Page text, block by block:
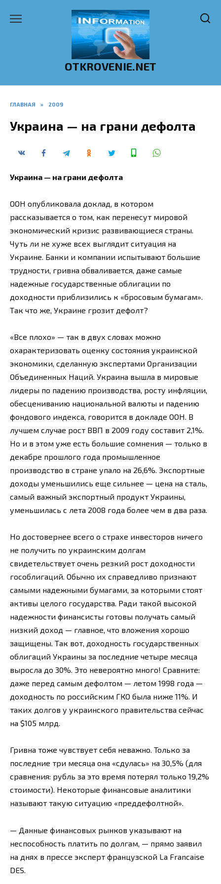
OTKROVENIE.NET
ГЛАВНАЯ » 2009
Украина — на грани дефолта
Украина — на грани дефолта
ООН опубликовала доклад, в котором
рассказывается о том, как перенесут мировой
экономический кризис развивающиеся страны.
Чуть ли не хуже всех выглядит ситуация на
Украине. Банки и компании испытывают большие
трудности, гривна обваливается, даже самые
надежные государственные облигации по
доходности приблизились к «бросовым бумагам».
Так что же, Украине грозит дефолт?
«Все плохо» — так в двух словах можно
охарактеризовать оценку состояния украинской
экономики, сделанную экспертами Организации
Объединенных Наций. Украина вышла в мировые
лидеры по падению производства, росту инфляции,
обесцениванию национальной валюты и падению
фондового индекса, говорится в докладе ООН. В
лучшем случае рост ВВП в 2009 году составит 2,1%.
Но и в этом уже есть большие сомнения — только в
декабре прошлого года промышленное
производство в стране упало на 26,6%. Экспортные
доходы уменьшились еще сильнее — цена на сталь,
самый важный экспортный продукт Украины,
уменьшилась с лета 2008 года более чем в два раза.
Но достовернее всего о страхе инвесторов ничего
не получить по украинским долгам
свидетельствует очень резкий рост доходности
гособлигаций. Обычно их справедливо признают
самыми надежными бумагами, за которыми стоят
активы целого государства. Ради такой высокой
надежности финансисты готовы получать самый
низкий доход — главное, что вложения хорошо
защищены. Так вот, доходность государственных
облигаций Украины за последние четыре месяца
выросла до 30%. Это невероятно много! Сравните:
даже перед самым дефолтом — летом 1998 года —
доходность по российским ГКО была ниже 11%. И
таких долгов у украинского правительства сейчас
на $105 млрд.
Гривна тоже чувствует себя неважно. Только за
последние три месяца она «сдулась» на 30,5% (для
сравнения: рубль за это время потерял только 19,2%
стоимости). Некоторые финансовые аналитики
называют такую ситуацию «преддефолтной».
— Данные финансовых рынков указывают на
неспособность платить по долгам, — прямо заявил
на днях в прессе эксперт французской La Francaise
DES.